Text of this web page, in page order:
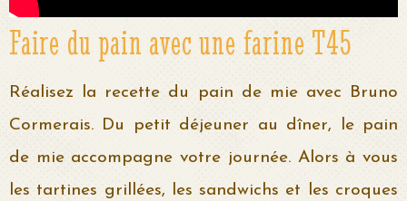
Faire du pain avec une farine T45
Réalisez la recette du pain de mie avec Bruno
Cormerais. Du petit déjeuner au dîner, le pain
de mie accompagne votre journée. Alors à vous
les tartines grillées, les sandwichs et les croques